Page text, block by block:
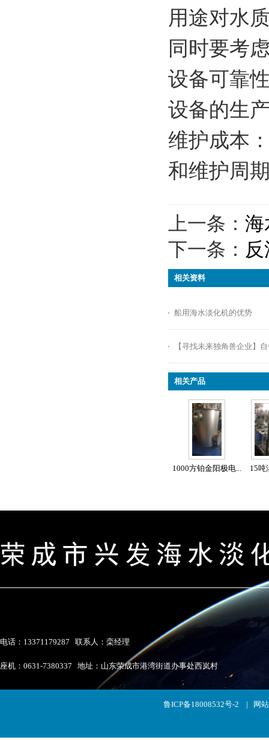
用途对水
同时要考
设备可靠
设备的生
维护成本
和维护周
上一条： 海
下一条：
相关资料
船用海水淡化机的优势
【寻找未来独角兽企业】
相关产品
1000方铂金阳极电... 15吨
电话：13371179287 联系人：栾经理
座机：0631-7380337 地址：山东荣成市港湾街道办事处西岚村
鲁ICP备18008532号-2 | 网